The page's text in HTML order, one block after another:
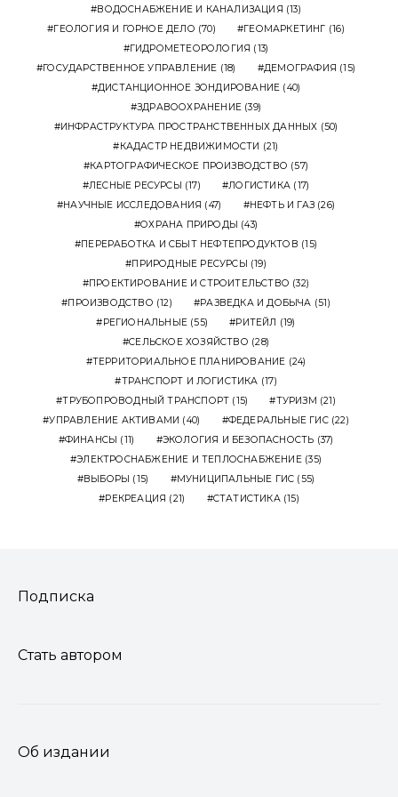
ВОДОСНАБЖЕНИЕ И КАНАЛИЗАЦИЯ (13)
ГЕОЛОГИЯ И ГОРНОЕ ДЕЛО (70) ГЕОМАРКЕТИНГ (16)
ГИДРОМЕТЕОРОЛОГИЯ (13)
ГОСУДАРСТВЕННОЕ УПРАВЛЕНИЕ (18) ДЕМОГРАФИЯ (15)
ДИСТАНЦИОННОЕ ЗОНДИРОВАНИЕ (40)
ЗДРАВООХРАНЕНИЕ (39)
ИНФРАСТРУКТУРА ПРОСТРАНСТВЕННЫХ ДАННЫХ (50)
КАДАСТР НЕДВИЖИМОСТИ (21)
КАРТОГРАФИЧЕСКОЕ ПРОИЗВОДСТВО (57)
ЛЕСНЫЕ РЕСУРСЫ (17) ЛОГИСТИКА (17)
НАУЧНЫЕ ИССЛЕДОВАНИЯ (47) НЕФТЬ И ГАЗ(26)
ОХРАНА ПРИРОДЫ (43)
ПЕРЕРАБОТКА И СБЫТ НЕФТЕПРОДУКТОВ (15)
ПРИРОДНЫЕ РЕСУРСЫ (19)
ПРОЕКТИРОВАНИЕ И СТРОИТЕЛЬСТВО (32)
ПРОИЗВОДСТВО (12) РАЗВЕДКА И ДОБЫЧА (51)
РЕГИОНАЛЬНЫЕ (55) РИТЕЙЛ (19)
СЕЛЬСКОЕ ХОЗЯЙСТВО (28)
ТЕРРИТОРИАЛЬНОЕ ПЛАНИРОВАНИЕ (24)
ТРАНСПОРТ И ЛОГИСТИКА (17)
ТРУБОПРОВОДНЫЙ ТРАНСПОРТ (15) ТУРИЗМ (21)
УПРАВЛЕНИЕ АКТИВАМИ (40) ФЕДЕРАЛЬНЫЕ ГИС(22)
ФИНАНСЫ (11) ЭКОЛОГИЯ И БЕЗОПАСНОСТЬ (37)
ЭЛЕКТРОСНАБЖЕНИЕ И ТЕПЛОСНАБЖЕНИЕ(35)
ВЫБОРЫ (15) МУНИЦИПАЛЬНЫЕ ГИС (55)
РЕКРЕАЦИЯ (21) СТАТИСТИКА(15)
Подписка
Стать автором
Об издании